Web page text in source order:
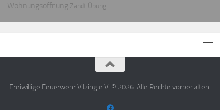
Wohnungsöffnung Zandt Übung
Freiwillige Feuerwehr Vilzing e.V. © 2026. Alle Rechte vorbehalten.